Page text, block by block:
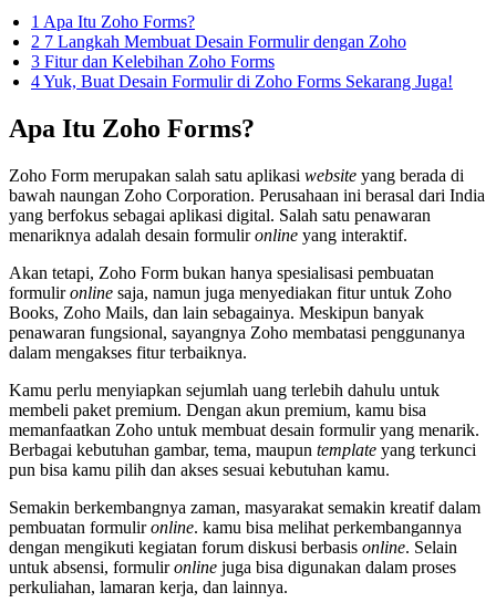
1 Apa Itu Zoho Forms?
2 7 Langkah Membuat Desain Formulir dengan Zoho
3 Fitur dan Kelebihan Zoho Forms
4Yuk, Buat Desain Formulir di Zoho Forms Sekarang Juga!
Apa Itu Zoho Forms?
Zoho Form merupakan salah satu aplikasi website yang berada di
bawah naungan Zoho Corporation. Perusahaan ini berasal dari India
yang berfokus sebagai aplikasi digital. Salah satu penawaran
menariknya adalah desain formulironline yang interaktif.
Akan tetapi, Zoho Form bukan hanya spesialisasi pembuatan
formulironline saja, namun juga menyediakan fitur untuk Zoho
Books, Zoho Mails, dan lain sebagainya. Meskipun banyak
penawaran fungsional, sayangnya Zoho membatasi penggunanya
dalam mengakses fitur terbaiknya.
Kamu perlu menyiapkan sejumlah uang terlebih dahulu untuk
membeli paket premium. Dengan akun premium, kamu bisa
memanfaatkan Zoho untuk membuat desain formulir yang menarik.
Berbagai kebutuhan gambar, tema, maupun template yang terkunci
pun bisa kamu pilih dan akses sesuai kebutuhan kamu.
Semakin berkembangnya zaman, masyarakat semakin kreatif dalam
pembuatan formulironline. kamu bisa melihat perkembangannya
dengan mengikuti kegiatan forum diskusi berbasis online. Selain
untuk absensi, formulironline juga bisa digunakan dalam proses
perkuliahan, lamaran kerja, dan lainnya.